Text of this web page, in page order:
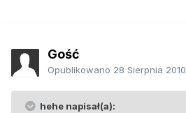
Gość
Opublikowano 28 Sierpnia 2010
hehe napisał(a):